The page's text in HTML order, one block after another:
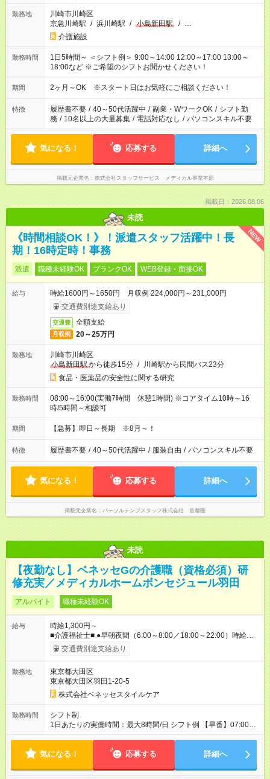
勤務地
川崎市川崎区
京急川崎駅 / 浜川崎駅 / 小島新田駅 / …
介護施設
勤務時間
1日5時間～ ＜シフト例＞ 9:00～14:00 12:00～17:00 13:00～
18:00など ※ご希望のシフトお聞かせください！
期間 2ヶ月～OK ※スタート日はお気軽にご相談ください！
特徴 履歴書不要 / 40～50代活躍中 / 副業・WワークOK / シフト勤
務 / 10名以上の大量募集 / 電話対応なし / パソコンスキル不要
気になる！ 応募する 詳細へ
掲載元企業名 株式会社スタッフサービス メディカル事業本部
掲載日：2026.08.06
未読
NEW
《時間相談OK！》！派遣スタッフ活躍中！長
期！16時定時！事務
派遣 職種未経験OK ブランクOK WEB登録・面接OK
給与
時給1600円～1650円 月収例 224,000円～231,000円
交通費別途支給あり
交通費 全額支給
月収例 20～25万円
勤務地
川崎市川崎区
小島新田駅から徒歩15分 / 川崎駅から民間バス23分
食品・医薬品の安全性に関する研究
勤務時間
08:00～16:00(実働7時間 休憩1時間) ※コアタイム10時～16
時/5時間～相談可
期間 【急募】即日～長期 ※8月～！
特徴 履歴書不要 / 40～50代活躍中 / 服装自由 / パソコンスキル不要
気になる！ 応募する 詳細へ
掲載元企業名 パーソルテンプスタッフ株式会社 首都圏
未読
【夜勤なし】ベネッセGの介護職（資格必須）研
修充実／メディカルホームボンセジュール羽田
アルバイト 職種未経験OK
給与
時給1,300円～
■介護福祉士■ ●早朝夜間（6:00～8:00／18:00～22:00）時給：
1500円～ ●日中帯（8:00～18:00）時給：1400円～ ■初任者研修
■ ●早朝夜間（6:00～8:00／18:00～22:00）時給：1400円～ ●日
なる場合、居住支援特別手当50～100円／時を支給 ※社内専門
資格を取得した場合は手当支給（1資格につき、60円／時）
【試用期間】試用期間なし
交通費別途支給あり
勤務地
東京都大田区
東京都大田区羽田1-20-5
株式会社ベネッセスタイルケア
勤務時間
シフト制
1日あたりの実働時間：最大8時間/日 シフト例 【早番】07:00～
16:00 【日勤】08:00～17:00／09:00～18:00 【遅番】11:00～
す。 詳細の勤務時間についてはお問合せください。 ※実働8時
気になる！ 応募する 詳細へ